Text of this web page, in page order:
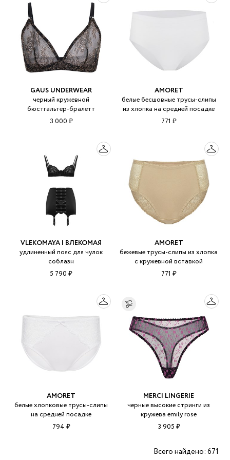
GAUS UNDERWEAR
черный кружевной
бюстгальтер-бралетт
3 000 ₽
AMORET
белые бесшовные трусы-слипы
из хлопка на средней посадке
771 ₽
VLEKOMAYA | ВЛЕКОМАЯ
удлиненный пояс для чулок
соблазн
5 790 ₽
AMORET
бежевые трусы-слипы из хлопка
с кружевной вставкой
771 ₽
AMORET
белые хлопковые трусы-слипы
на средней посадке
794 ₽
MERCI LINGERIE
черные высокие стринги из
кружева emily rose
3 905 ₽
Всего найдено: 671